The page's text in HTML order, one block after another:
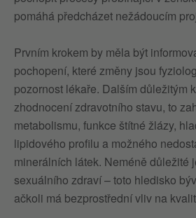
pomáhá předcházet nežádoucím
Prvním krokem by měla být
pochopení, které změny jsou
pozornost lékaře. Dalším důležitým
zhodnocení zdravotního stavu, to
metabolismu, funkce štítné žlázy,
lipidového profilu a možného
minerálních látek. Neméně důležité
sexuálního zdraví – toto hledisko
ačkoli má bezprostřední vliv na